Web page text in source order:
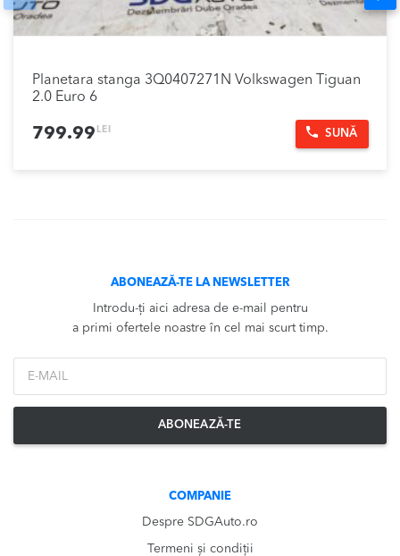
Planetara stanga 3Q0407271N Volkswagen Tiguan
2.0 Euro 6
799.99 LEI SUNĂ
ABONEAZĂ-TE LA NEWSLETTER
Introdu-ți aici adresa de e-mail pentru
a primi ofertele noastre în cel mai scurt timp.
ABONEAZĂ-TE
COMPANIE
Despre SDGAuto.ro
Termeni și condiții